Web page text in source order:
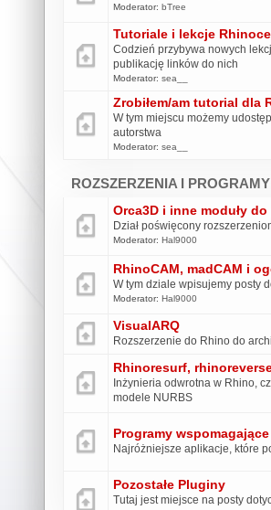
Moderator: bTree
Tutoriale i lekcje
Codzień przybywa nowych
publikację linków do nich
Moderator: sea__
Zrobiłem/am tutorial dla
W tym miejscu możemy
autorstwa
Moderator: sea__
ROZSZERZENIA I
Orca3D i inne moduły
Dział poświęcony
Moderator: Hal9000
RhinoCAM, madCAM i
W tym dziale wpisujemy posty
Moderator: Hal9000
VisualARQ
Rozszerzenie do Rhino do
Rhinoresurf,
Inżynieria odwrotna w Rhino,
modele NURBS
Programy
Najróżniejsze aplikacje, które
Pozostałe Pluginy
Tutaj jest miejsce na posty